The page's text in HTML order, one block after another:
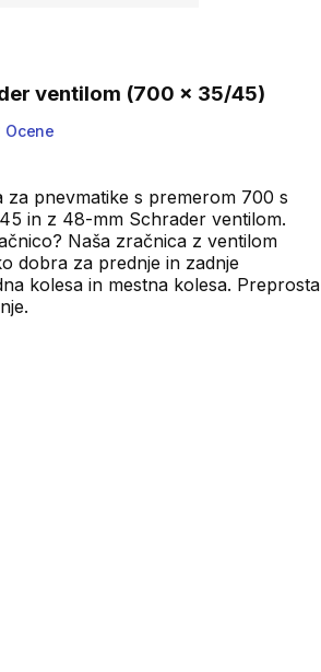
ventilom (700 x 35/45)
3162 ocene
Ocene
za pnevmatike s premerom 700 s
in z 48-mm Schrader ventilom.
Naša zračnica z ventilom
dobra za prednje in zadnje
kolesa in mestna kolesa. Preprosta